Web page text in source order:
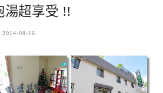
湯超享受 !!
2014-08-16